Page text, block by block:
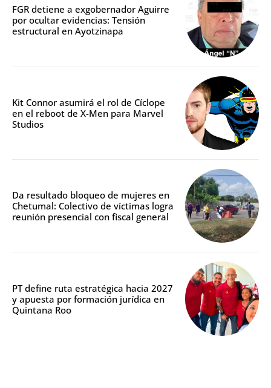
FGR detiene a exgobernador Aguirre
por ocultar evidencias: Tensión
estructural en Ayotzinapa
Kit Connor asumirá el rol de Cíclope
en el reboot de X-Men para Marvel
Studios
Da resultado bloqueo de mujeres en
Chetumal: Colectivo de víctimas logra
reunión presencial con fiscal general
PT define ruta estratégica hacia 2027
y apuesta por formación jurídica en
Quintana Roo